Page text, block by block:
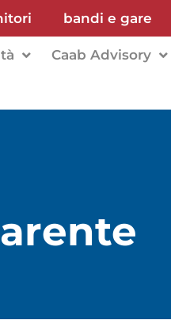
bandi e gare
Caab Advisory